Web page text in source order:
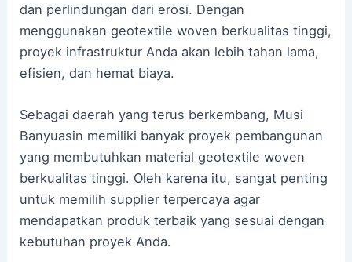
dan perlindungan dari erosi. Dengan
menggunakan geotextile woven berkualitas tinggi,
proyek infrastruktur Anda akan lebih tahan lama,
efisien, dan hemat biaya.
Sebagai daerah yang terus berkembang, Musi
Banyuasin memiliki banyak proyek pembangunan
yang membutuhkan material geotextile woven
berkualitas tinggi. Oleh karena itu, sangat penting
untuk memilih supplier terpercaya agar
mendapatkan produk terbaik yang sesuai dengan
kebutuhan proyek Anda.